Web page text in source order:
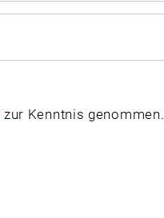
zur Kenntnis genommen.